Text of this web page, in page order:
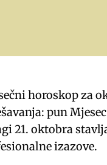
horoskop za
pun
21. oktobra
izazove.